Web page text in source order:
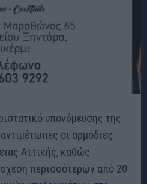
υπονόμευσης της
οι αρμόδιες
Αττικής, καθώς
περισσότερων από 20